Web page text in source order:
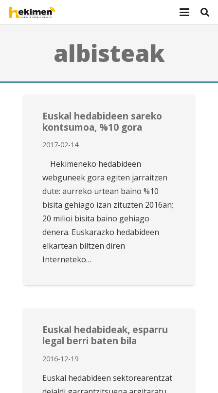
albisteak
Euskal hedabideen sareko
kontsumoa, %10 gora
2017-02-14
Hekimeneko hedabideen
webguneek gora egiten jarraitzen
dute: aurreko urtean baino %10
bisita gehiago izan zituzten 2016an;
20 milioi bisita baino gehiago
denera. Euskarazko hedabideen
elkartean biltzen diren
Interneteko…
Euskal hedabideak, esparru
legal berri baten bila
2016-12-19
Euskal hedabideen sektorearentzat